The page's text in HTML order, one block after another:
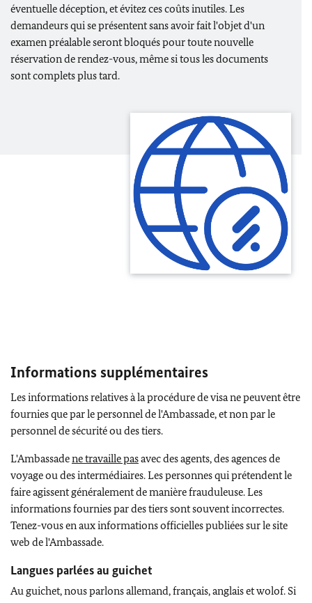
éventuelle déception, et évitez ces coûts inutiles. Les
demandeurs qui se présentent sans avoir fait l'objet d'un
examen préalable seront bloqués pour toute nouvelle
réservation de rendez-vous, même si tous les documents
sont complets plus tard.
Informations supplémentaires
Les informations relatives à la procédure de visa ne peuvent être
fournies que par le personnel de l'Ambassade, et non par le
personnel de sécurité ou des tiers.
L'Ambassadene travaille pasavec des agents, des agences de
voyage ou des intermédiaires. Les personnes qui prétendent le
faire agissent généralement de manière frauduleuse. Les
informations fournies par des tiers sont souvent incorrectes.
Tenez-vous en aux informations officielles publiées sur le site
web de l'Ambassade.
Langues parlées au guichet
Au guichet, nous parlons allemand, français, anglais et wolof. Si